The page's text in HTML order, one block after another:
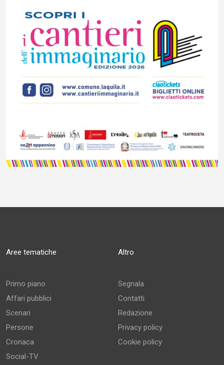
Aree tematiche
Primo piano
Affari pubblici
Scenari
Persone
Cronaca
Social-TV
Altro
Segnala
Contatti
Redazione
Privacy policy
Cookie policy